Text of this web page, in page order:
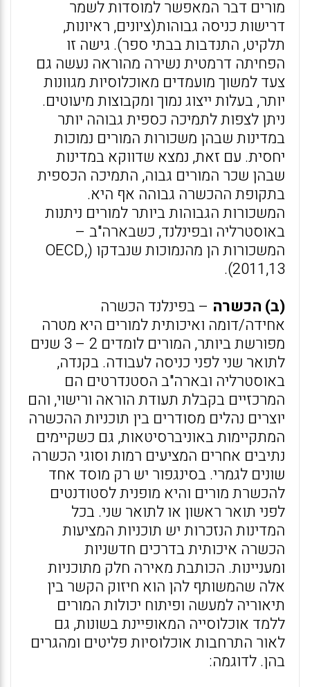
מורים דבר המאפשר למוסדות לשמר
דרישות כניסה גבוהות(ציונים, ראיונות,
תלקיט, התנדבות בבתי ספר). גישה זו
הפחיתה דרמטית נשירה מהוראה נעשה גם
צעד למשוך מועמדים מאוכלוסיות מגוונות
יותר, בעלות ייצוג נמוך ומקבוצות מיעוטים.
ניתן לצפות לתמיכה כספית גבוהה יותר
במדינות שבהן משכורות המורים נמוכות
יחסית. עם זאת, נמצא שדווקא במדינות
שבהן שכר המורים גבוה, התמיכה הכספית
בתקופת ההכשרה גבוהה אף היא.
המשכורות הגבוהות ביותר למורים ניתנות
באוסטרליה ובפינלנד, כשבארה"ב –
המשכורות הן מהנמוכות שנבדקו (OECD,
2011,13).
(ב) הכשרה – בפינלנד הכשרה
אחידה/דומה ואיכותית למורים היא מטרה
מפורשת ביותר, המורים לומדים 2 – 3 שנים
לתואר שני לפני כניסה לעבודה. בקנדה,
באוסטרליה ובארה"ב הסטנדרטים הם
המרכזיים בקבלת תעודת הוראה ורישוי, והם
יוצרים נהלים מסודרים בין תוכניות ההכשרה
המתקיימות באוניברסיטאות, גם כשקיימים
נתיבים אחרים המציעים רמות וסוגי הכשרה
שונים לגמרי. בסינגפור יש רק מוסד אחד
להכשרת מורים והיא מופנית לסטודנטים
לפני תואר ראשון או לתואר שני. בכל
המדינות הנזכרות יש תוכניות המציעות
הכשרה איכותית בדרכים חדשניות
ומעניינות. הכותבת מאירה חלק מתוכניות
אלה שהמשותף להן הוא חיזוק הקשר בין
תיאוריה למעשה ופיתוח יכולות המורים
ללמד אוכלוסייה המאופיינת בשונות, גם
לאור התרחבות אוכלוסיות פליטים ומהגרים
בהן. לדוגמה: